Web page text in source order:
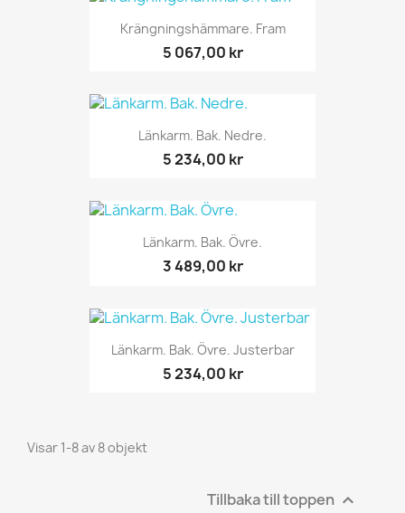
Krängningshämmare. Fram
5 067,00 kr
Länkarm. Bak. Nedre.
5 234,00 kr
Länkarm. Bak. Övre.
3 489,00 kr
Länkarm. Bak. Övre. Justerbar
5 234,00 kr
Visar 1-8 av 8 objekt
Tillbaka till toppen 